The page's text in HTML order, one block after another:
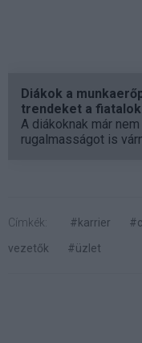
Diákok a
trendeket a
A diákoknak már
rugalmasságot is
Címkék: #karrier
vezetők
#üzlet